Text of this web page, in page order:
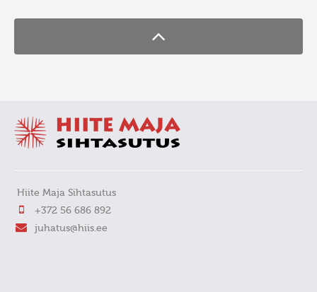
Hiite Maja Sihtasutus
+372 56 686 892
juhatus@hiis.ee